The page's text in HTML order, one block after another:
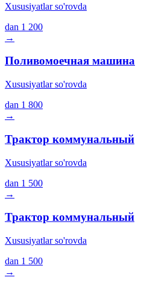
Xususiyatlar so'rovda
dan 1 200
→
Поливомоечная машина
Xususiyatlar so'rovda
dan 1 800
→
Трактор коммунальный
Xususiyatlar so'rovda
dan 1 500
→
Трактор коммунальный
Xususiyatlar so'rovda
dan 1 500
→